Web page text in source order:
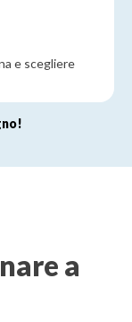
e scegliere
a